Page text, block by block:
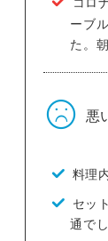
ーブ
た。
悪
料理
セッ
通でし